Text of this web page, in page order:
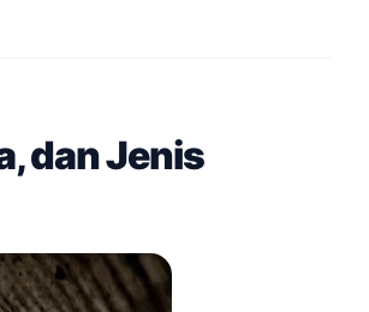
dan Jenis